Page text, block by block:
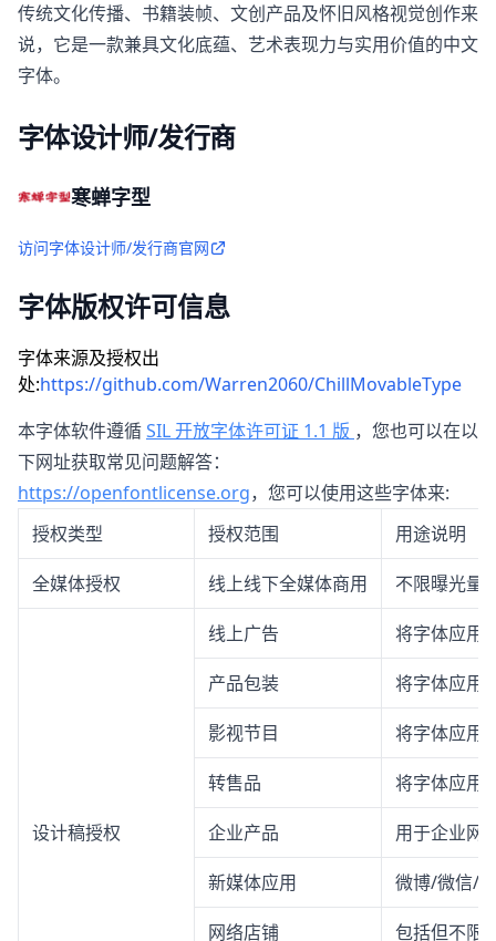
传统文化传播、书籍装帧、文创产品及怀旧风格视觉创作来
说，它是一款兼具文化底蕴、艺术表现力与实用价值的中文
字体。
字体设计师/发行商
寒蝉字型
访问字体设计师/发行商官网
字体版权许可信息
字体来源及授权出
处:https://github.com/Warren2060/ChillMovableType
本字体软件遵循SIL 开放字体许可证 1.1 版 ，您也可以在以
下网址获取常见问题解答：
https://openfontlicense.org，您可以使用这些字体来:
授权类型
授权范围 用途说明
全媒体授权 线上线下全媒体商用 不限曝光量
设计稿授权
线上广告 将字体应用
产品包装 将字体应用
影视节目 将字体应用
转售品 将字体应用
企业产品 用于企业网
新媒体应用 微博/微信/
网络店铺 包括但不限